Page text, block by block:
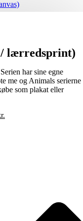
lærredsprint)
har sine egne
me og Animals serierne
som plakat eller